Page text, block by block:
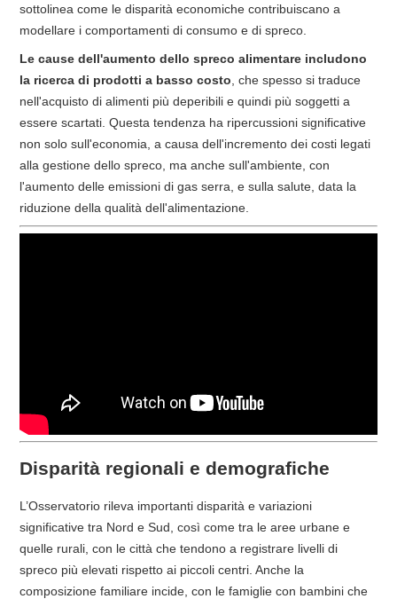
sottolinea come le disparità economiche contribuiscano a
modellare i comportamenti di consumo e di spreco.
Le cause dell'aumento dello spreco alimentare includono
la ricerca di prodotti a basso costo , che spesso si traduce
nell'acquisto di alimenti più deperibili e quindi più soggetti a
essere scartati. Questa tendenza ha ripercussioni significative
non solo sull'economia, a causa dell'incremento dei costi legati
alla gestione dello spreco, ma anche sull'ambiente, con
l'aumento delle emissioni di gas serra, e sulla salute, data la
riduzione della qualità dell'alimentazione.
Disparità regionali e demografiche
L’Osservatorio rileva importanti disparità e variazioni
significative tra Nord e Sud, così come tra le aree urbane e
quelle rurali, con le città che tendono a registrare livelli di
spreco più elevati rispetto ai piccoli centri. Anche la
composizione familiare incide, con le famiglie con bambini che